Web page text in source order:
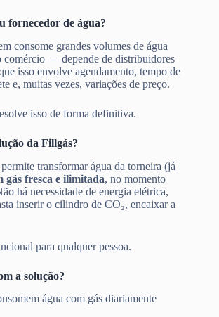
fornecedor de água?
consome grandes volumes de água
comércio — depende de distribuidores
isso envolve agendamento, tempo de
e, muitas vezes, variações de preço.
isso de forma definitiva.
da Fillgás?
transformar água da torneira (já
gás fresca e ilimitada, no momento
há necessidade de energia elétrica,
inserir o cilindro de CO₂, encaixar a
para qualquer pessoa.
a solução?
água com gás diariamente